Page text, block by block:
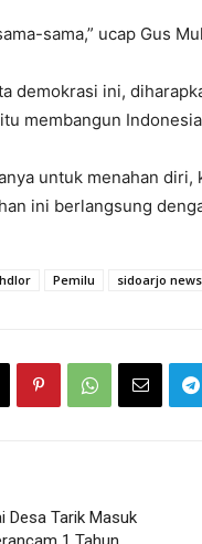
sama,” ucap Gus
demokrasi ini,
membangun
untuk menahan
ini berlangsung
Pemilu sidoarjo news
Desa Tarik Masuk